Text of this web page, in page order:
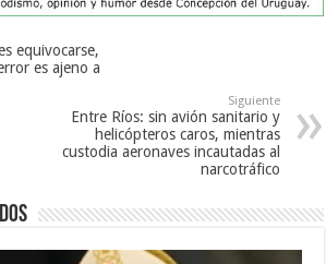
equivocarse,
es ajeno a
Siguiente
Entre Ríos: sin avión sanitario y
helicópteros caros, mientras
custodia aeronaves incautadas al
narcotráfico